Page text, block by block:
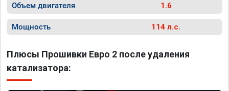
Объем двигателя 1.6
Мощность 114 л.с.
Плюсы Прошивки Евро 2 после удаления
катализатора: